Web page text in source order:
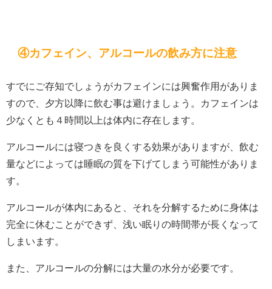
④カフェイン、アルコールの飲み方に注意
すでにご存知でしょうがカフェインには興奮作用がありま
すので、夕方以降に飲む事は避けましょう。カフェインは
少なくとも４時間以上は体内に存在します。
アルコールには寝つきを良くする効果がありますが、飲む
量などによっては睡眠の質を下げてしまう可能性がありま
す。
アルコールが体内にあると、それを分解するために身体は
完全に休むことができず、浅い眠りの時間帯が長くなって
しまいます。
また、アルコールの分解には大量の水分が必要です。